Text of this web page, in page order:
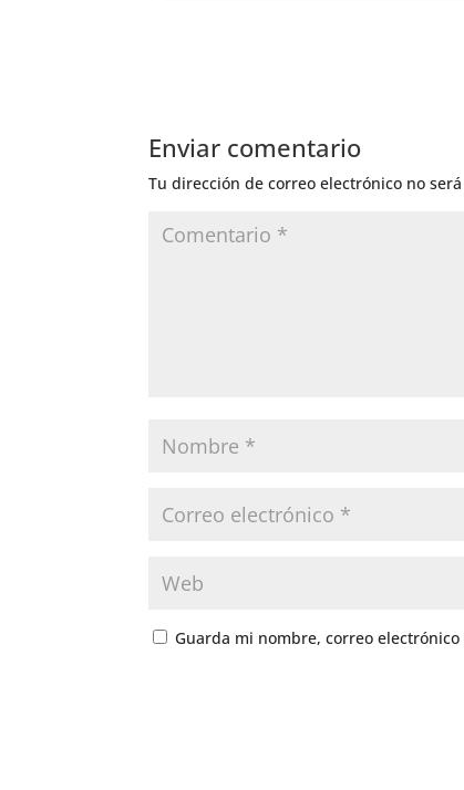
Enviar comentario
Tu dirección de correo electrónico no
Guarda mi nombre, correo